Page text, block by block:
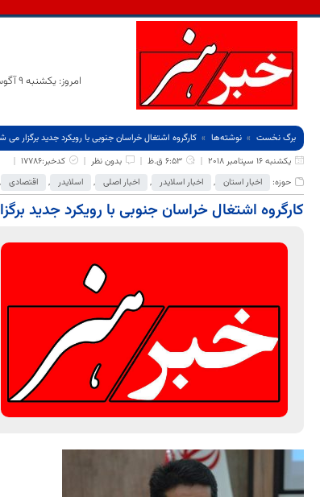
امروز: یکشنبه 9 آگوست 2026
برگ نخست نوشته‌ها
کارگروه اشتغال خراسان جنوبی با رویکرد جدید برگزار می
یکشنبه 16 سپتامبر 2018
6:53 ق.ظ بدون نظر
کدخبر:17786
حوزه:
اخبار استان , اخبار اسلایدر , اخبار اصلی , اسلایدر , اقتصادی ,
کارگروه اشتغال خراسان جنوبی با رویکرد جدید